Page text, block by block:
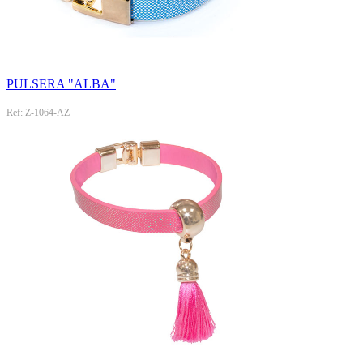
PULSERA "ALBA"
Ref: Z-1064-AZ